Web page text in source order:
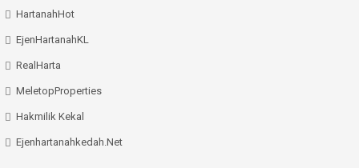
HartanahHot
EjenHartanahKL
RealHarta
MeletopProperties
Hakmilik Kekal
Ejenhartanahkedah.net